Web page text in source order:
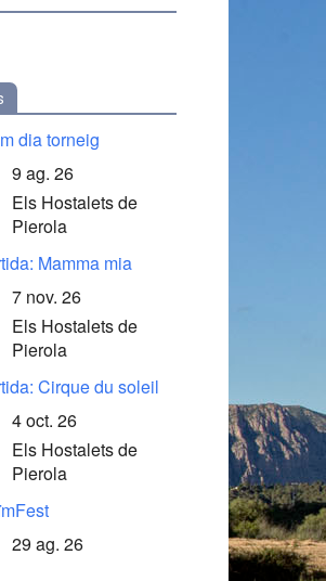
dia torneig
9 ag. 26
Els Hostalets de
Pierola
Mamma mia
7 nov. 26
Els Hostalets de
Pierola
Cirque du soleil
4 oct. 26
Els Hostalets de
Pierola
29 ag. 26